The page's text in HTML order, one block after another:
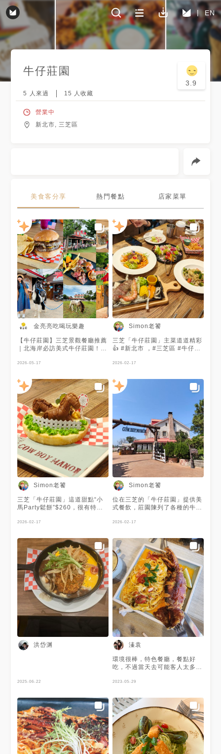
EN
牛仔莊園
3.9
5 人來過 15 人收藏
營業中
新北市, 三芝區
美食客分享 熱門餐點 店家菜單
金亮亮吃喝玩樂趣
【牛仔莊園】三芝景觀餐廳推薦
｜北海岸必訪美式牛仔莊園！馬
好拍，親子約會聚餐一次滿足
2026-05-17
Simon老饕
三芝「牛仔莊園」主菜道道精彩
👍 #新北市 ，#三芝區 #牛仔莊
2026-02-17
Simon老饕
三芝「牛仔莊園」這道甜點“小
馬Party鬆餅”$260，很有特
仔莊園 #美式餐廳 #迷你馬 #小
2026-02-17
Simon老饕
位在三芝的「牛仔莊園」提供美
式餐飲，莊園陳列了各種的牛仔
拍照及騎乘，很適合全家大小來
#三芝區 #牛仔莊園 #美式餐廳
#迷你馬
2026-02-17
洪岱渊
2025-06-22
溱袁
環境很棒，特色餐廳，餐點好
吃，不過當天去可能客人太多遇
餐點送錯，用餐90分鐘，但點
吃完等等…
2023-05-29